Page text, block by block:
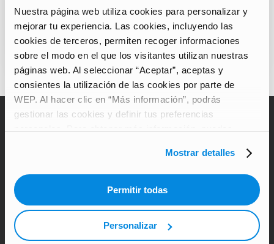
Nuestra página web utiliza cookies para personalizar y
mejorar tu experiencia. Las cookies, incluyendo las
cookies de terceros, permiten recoger informaciones
sobre el modo en el que los visitantes utilizan nuestras
páginas web. Al seleccionar “Aceptar”, aceptas y
consientes la utilización de las cookies por parte de
WEP. Al hacer clic en “Más información”, podrás
gestionar las cookies y definir tus preferencias
Mostrar detalles
Permitir todas
Personalizar
Priscilla Rubbo
sus fronteras y conocer todo lo que el
mundo puede ofrecerles para hacer
realidad sus sueños.